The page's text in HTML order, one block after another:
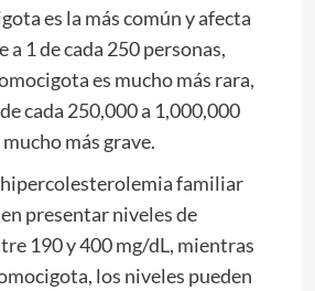
es la más común y afecta
1 de cada 250 personas,
es mucho más rara,
cada 250,000 a 1,000,000
más grave.
hipercolesterolemia familiar
presentar niveles de
190 y 400 mg/dL, mientras
los niveles pueden